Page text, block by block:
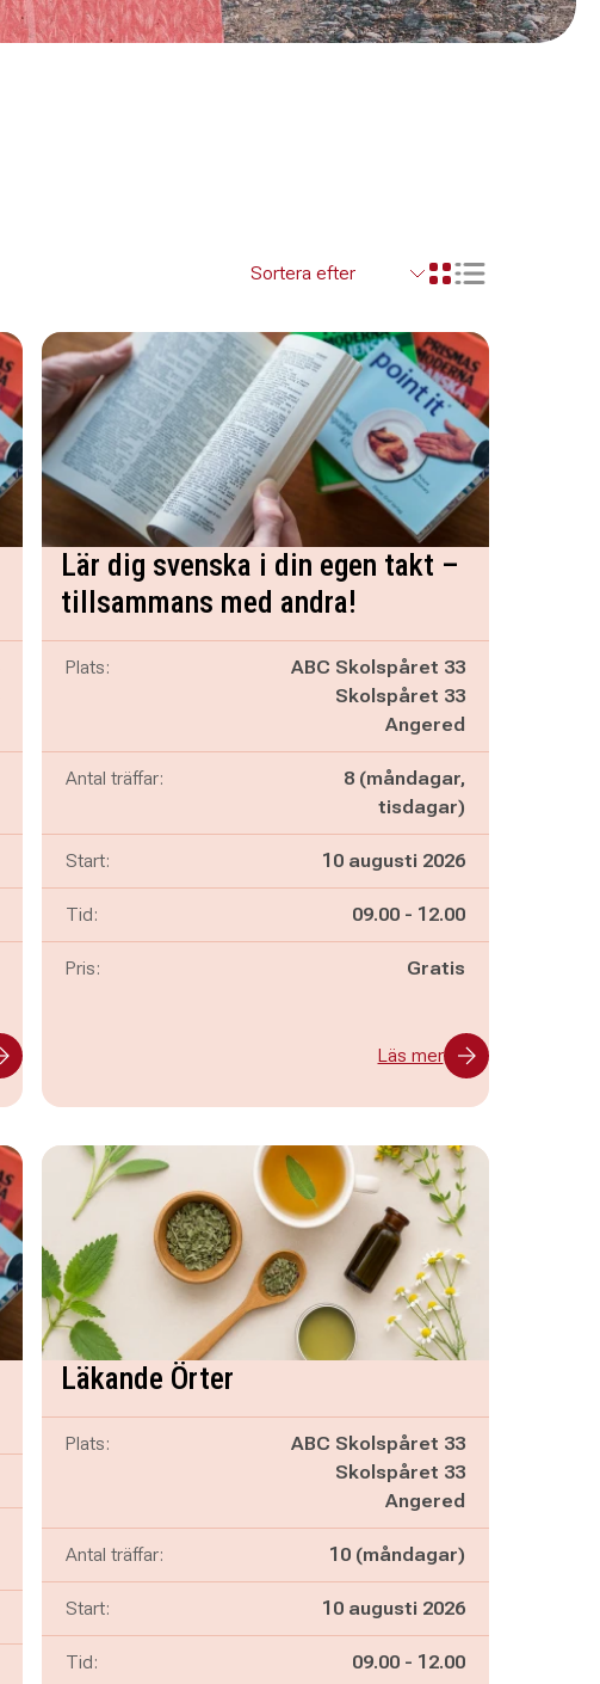
Visa resultaten i ett
Visa resultaten
Lär dig svenska i din egen takt –
tillsammans med andra!
Plats:
ABC Skolspåret 33
Skolspåret 33
Angered
Antal träffar:
8 (måndagar,
tisdagar)
Start: 10 augusti 2026
Tid: Pågår mellan
09.00 - och
12.00
Pris: Gratis
Läs mer
Läkande Örter
Plats:
ABC Skolspåret 33
Skolspåret 33
Angered
Antal träffar: 10 (måndagar)
Start: 10 augusti 2026
Tid: Pågår mellan
09.00 - och
12.00